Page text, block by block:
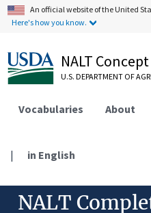
An official website of the United
Here's how you know.
NALT
U.S. DEPARTMENT OF
Vocabularies About
| in English
NALT